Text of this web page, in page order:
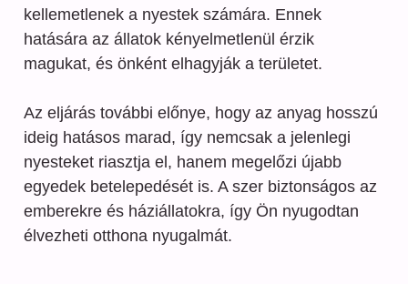
kellemetlenek a nyestek számára. Ennek
hatására az állatok kényelmetlenül érzik
magukat, és önként elhagyják a területet.
Az eljárás további előnye, hogy az anyag hosszú
ideig hatásos marad, így nemcsak a jelenlegi
nyesteket riasztja el, hanem megelőzi újabb
egyedek betelepedését is. A szer biztonságos az
emberekre és háziállatokra, így Ön nyugodtan
élvezheti otthona nyugalmát.